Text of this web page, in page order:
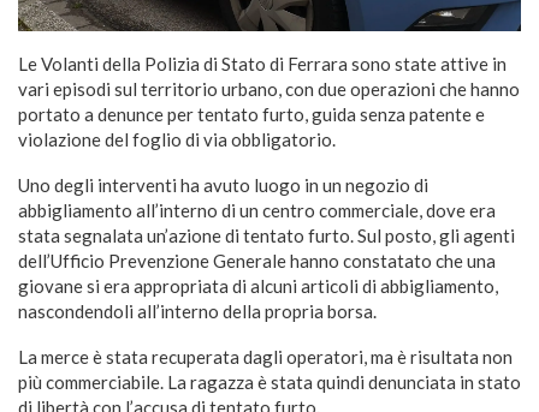
Le Volanti della Polizia di Stato di Ferrara sono state attive in
vari episodi sul territorio urbano, con due operazioni che hanno
portato a denunce per tentato furto, guida senza patente e
violazione del foglio di via obbligatorio.
Uno degli interventi ha avuto luogo in un negozio di
abbigliamento all’interno di un centro commerciale, dove era
stata segnalata un’azione di tentato furto. Sul posto, gli agenti
dell’Ufficio Prevenzione Generale hanno constatato che una
giovane si era appropriata di alcuni articoli di abbigliamento,
nascondendoli all’interno della propria borsa.
La merce è stata recuperata dagli operatori, ma è risultata non
più commerciabile. La ragazza è stata quindi denunciata in stato
di libertà con l’accusa di tentato furto.